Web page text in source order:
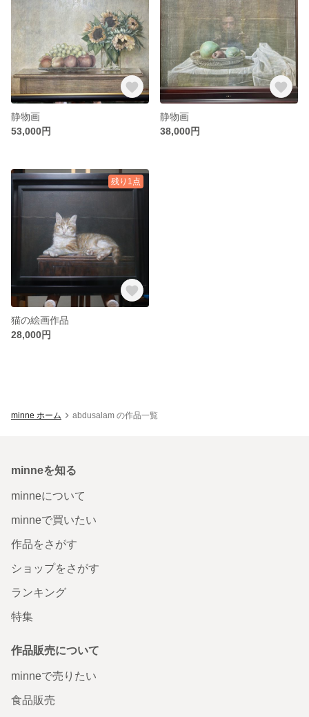
静物画
53,000円
静物画
38,000円
残り1点
猫の絵画作品
28,000円
minne ホーム abdusalam の作品一覧
minneを知る
minneについて
minneで買いたい
作品をさがす
ショップをさがす
ランキング
特集
作品販売について
minneで売りたい
食品販売